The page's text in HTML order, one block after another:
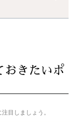
おきたいポ
目しましょう。